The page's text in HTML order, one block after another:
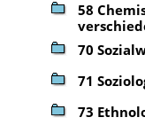
58
70
71
73